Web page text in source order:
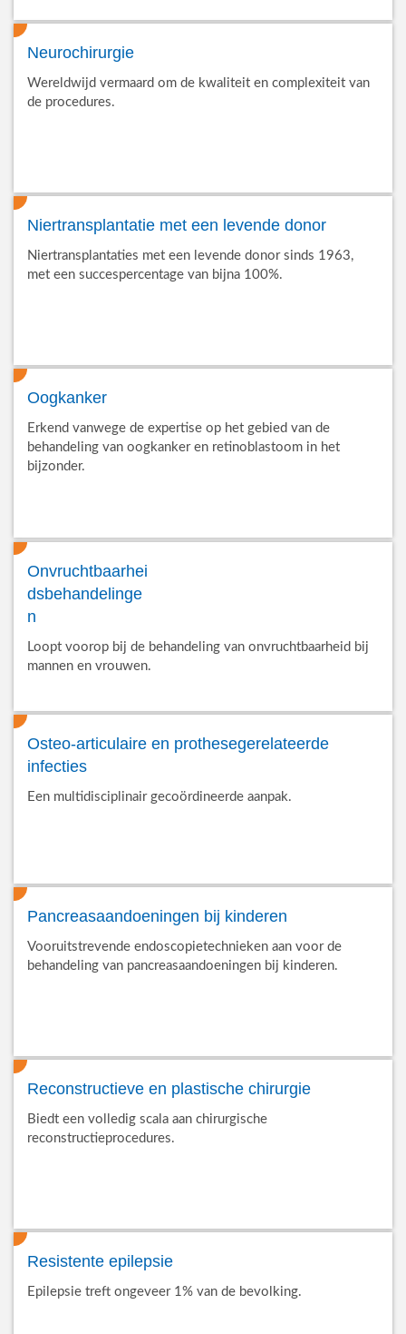
Neurochirurgie
Wereldwijd vermaard om de kwaliteit en complexiteit van
de procedures.
Niertransplantatie met een levende donor
Niertransplantaties met een levende donor sinds 1963,
met een succespercentage van bijna 100%.
Oogkanker
Erkend vanwege de expertise op het gebied van de
behandeling van oogkanker en retinoblastoom in het
bijzonder.
Onvruchtbaarhei
dsbehandelinge
n
Loopt voorop bij de behandeling van onvruchtbaarheid bij
mannen en vrouwen.
Osteo-articulaire en prothesegerelateerde
infecties
Een multidisciplinair gecoördineerde aanpak.
Pancreasaandoeningen bij kinderen
Vooruitstrevende endoscopietechnieken aan voor de
behandeling van pancreasaandoeningen bij kinderen.
Reconstructieve en plastische chirurgie
Biedt een volledig scala aan chirurgische
reconstructieprocedures.
Resistente epilepsie
Epilepsie treft ongeveer 1% van de bevolking.